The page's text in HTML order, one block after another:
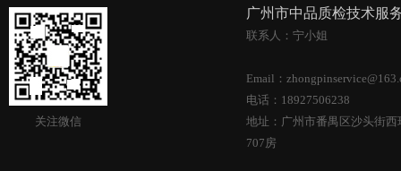
关注微信
广州市中品质检技术服
联系人：宁小姐
Email：
电话：18927506238
地址：广州市番禺区沙头街西
707房